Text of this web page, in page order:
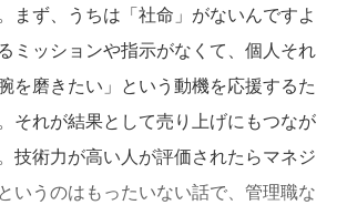
まず、うちは「社命」がないんですよ
ミッションや指示がなくて、個人それ
を磨きたい」という動機を応援するた
それが結果として売り上げにもつなが
技術力が高い人が評価されたらマネジ
いうのはもったいない話で、管理職な